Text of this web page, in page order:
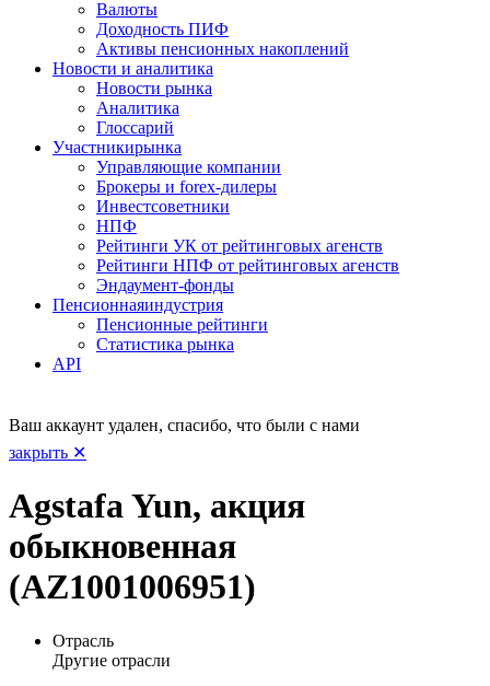
Валюты
Доходность ПИФ
Активы пенсионных накоплений
Новости и аналитика
Новости рынка
Аналитика
Глоссарий
Участникирынка
Управляющие компании
Брокеры и forex-дилеры
Инвестсоветники
НПФ
Рейтинги УК от рейтинговых агенств
Рейтинги НПФ от рейтинговых агенств
Эндаумент-фонды
Пенсионнаяиндустрия
Пенсионные рейтинги
Статистика рынка
API
Ваш аккаунт удален, спасибо, что были с нами
закрыть ✕
Agstafa Yun, акция
обыкновенная
(AZ1001006951)
Отрасль
Другие отрасли